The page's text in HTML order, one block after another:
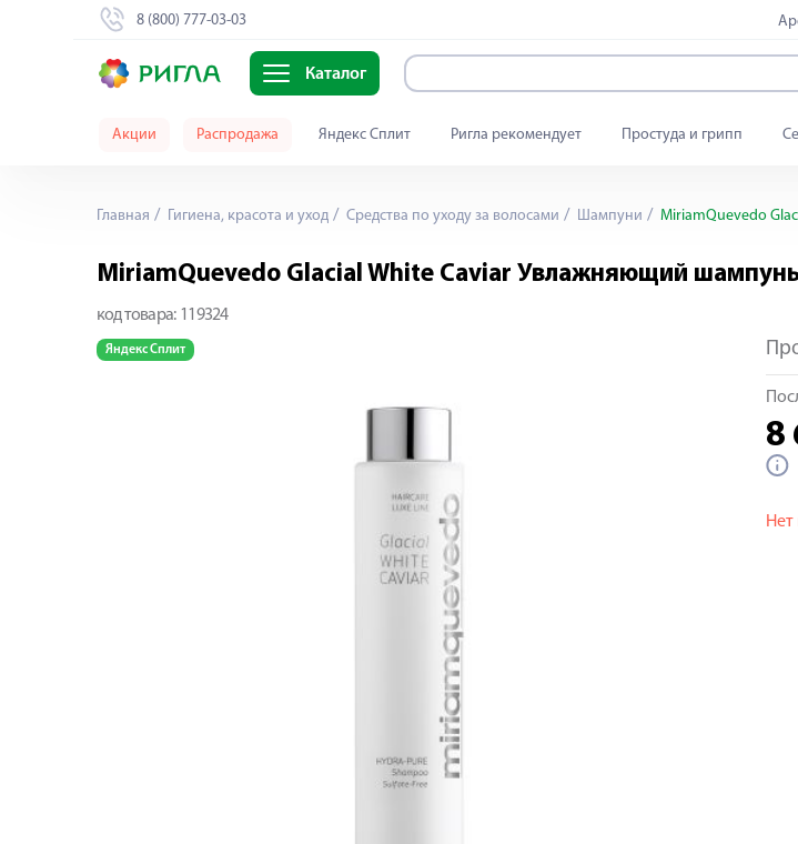
8 (800) 777-03-03
Каталог
Акции Распродажа Яндекс Сплит Ригла рекомендует Простуда и грипп
Главная Гигиена, красота и уход Средства по уходу за волосами Шампуни MiriamQuevedo
MiriamQuevedo Glacial White Caviar Увлажняющий
код товара: 119324
Яндекс Сплит
8
Нет